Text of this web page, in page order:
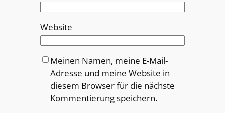
Website
Meinen Namen, meine E-Mail-
Adresse und meine Website in
diesem Browser für die nächste
Kommentierung speichern.